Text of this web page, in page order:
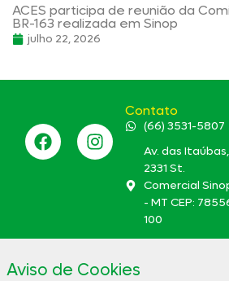
ACES participa de reunião da
BR-163 realizada em Sinop
julho 22, 2026
Contato
(66) 3531-5807
Av. das Itaúbas,
2331 St.
Comercial
- MT CEP:
100
Aviso de Cookies